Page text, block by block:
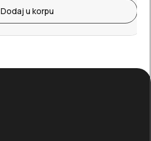
Dodaj u korpu